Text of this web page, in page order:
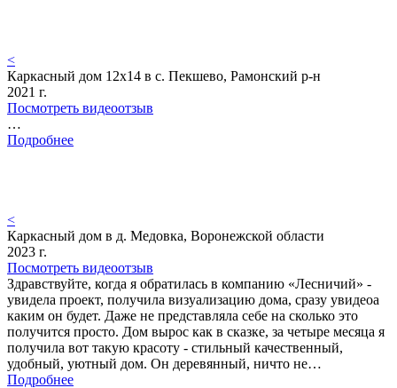
<
Каркасный дом 12х14 в с. Пекшево, Рамонский р-н
2021 г.
Посмотреть видеоотзыв
…
Подробнее
<
Каркасный дом в д. Медовка, Воронежской области
2023 г.
Посмотреть видеоотзыв
Здравствуйте, когда я обратилась в компанию «Лесничий» -
увидела проект, получила визуализацию дома, сразу увидеоа
каким он будет. Даже не представляла себе на сколько это
получится просто. Дом вырос как в сказке, за четыре месяца я
получила вот такую красоту - стильный качественный,
удобный, уютный дом. Он деревянный, ничто не…
Подробнее